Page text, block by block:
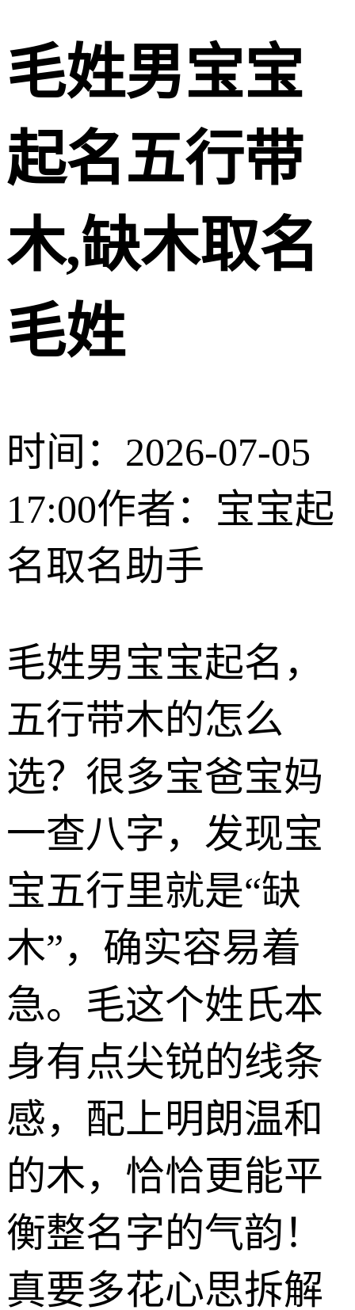
毛姓男宝宝
起名五行带
木,缺木取名
毛姓
时间：2026-07-05
17:00作者：宝宝起
名取名助手
毛姓男宝宝起名，
五行带木的怎么
选？很多宝爸宝妈
一查八字，发现宝
宝五行里就是“缺
木”，确实容易着
急。毛这个姓氏本
身有点尖锐的线条
感，配上明朗温和
的木，恰恰更能平
衡整名字的气韵！
真要多花心思拆解